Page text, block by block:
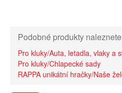
Podobné produkty
Pro kluky/Auta, letadla, vlaky a
Pro kluky/Chlapecké sady
RAPPA unikátní hračky/Naše